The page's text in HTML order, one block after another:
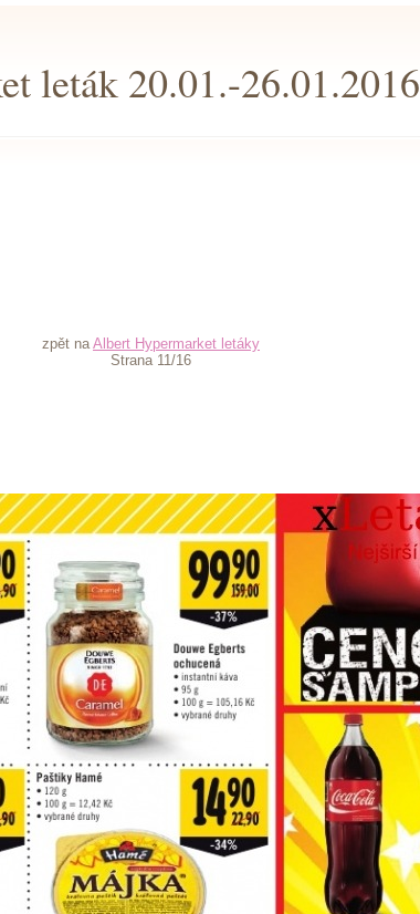
leták 20.01.-26.01.2016
zpět naAlbert Hypermarket letáky
Strana 11/16